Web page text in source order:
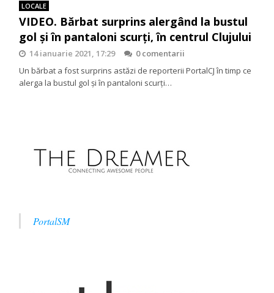
LOCALE
VIDEO. Bărbat surprins alergând la bustul
gol și în pantaloni scurți, în centrul Clujului
14 ianuarie 2021, 17:29
0 comentarii
Un bărbat a fost surprins astăzi de reporterii PortalCJ în timp ce
alerga la bustul gol și în pantaloni scurți…
PortalSM